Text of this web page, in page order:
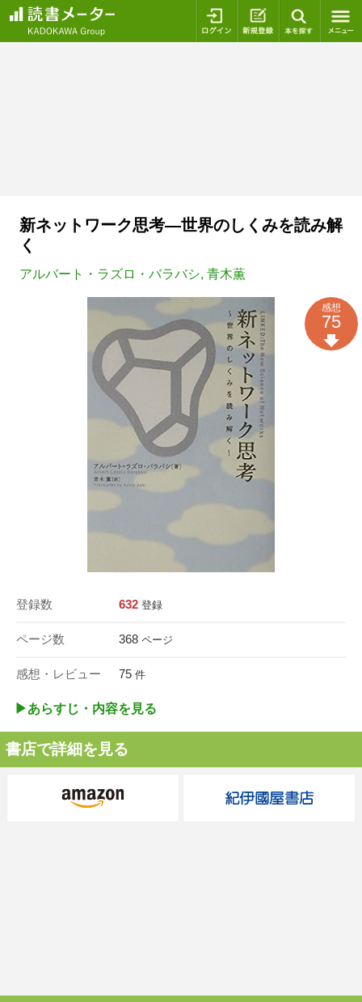
ログイン 新規登録
新ネットワーク思考―世界のしくみを読み解
く
アルバート・ラズロ・バラバシ, 青木薫
登録数 632 登録
ページ数 368 ページ
感想・レビュー 75 件
感想
75
▶︎あらすじ・内容を見る
書店で詳細を見る